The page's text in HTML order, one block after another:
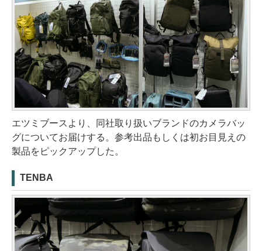
エツミブースより、同社取り扱いブランドのカメラバッ
グについてお届けする。参考出品もしくは初お目見えの
製品をピックアップした。
TENBA